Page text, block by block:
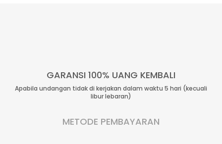
GARANSI 100% UANG KEMBALI
Apabila undangan tidak di kerjakan dalam waktu 5 hari (kecuali
libur lebaran)
METODE PEMBAYARAN